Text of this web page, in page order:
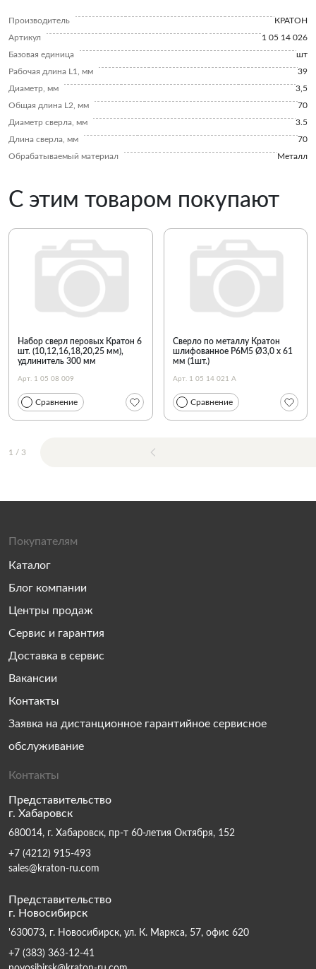
Производитель
КРАТОН
Артикул
1 05 14 026
Базовая единица
шт
Рабочая длина L1, мм
39
Диаметр, мм
3,5
Общая длина L2, мм
70
Диаметр сверла, мм
3.5
Длина сверла, мм
70
Обрабатываемый материал
Металл
С этим товаром покупают
Набор сверл перовых Кратон 6
шт. (10,12,16,18,20,25 мм),
удлинитель 300 мм
Арт. 1 05 08 009
Сравнение
Сверло по металлу Кратон
шлифованное Р6М5 Ø3,0 х 61
мм (1шт.)
Арт. 1 05 14 021 А
Сравнение
1 / 3
Покупателям
Каталог
Блог компании
Центры продаж
Сервис и гарантия
Доставка в сервис
Вакансии
Контакты
Заявка на дистанционное гарантийное сервисное
обслуживание
Контакты
Представительство
г. Хабаровск
680014, г. Хабаровск, пр-т 60-летия Октября, 152
+7 (4212) 915-493
sales@kraton-ru.com
Представительство
г. Новосибирск
'630073, г. Новосибирск, ул. К. Маркса, 57, офис 620
+7 (383) 363-12-41